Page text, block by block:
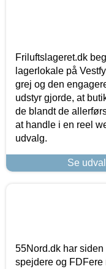
Friluftslageret.dk
lagerlokale på
grej og den
udstyr gjorde, at
de blandt de
at handle i en reel
udvalg.
Se
55Nord.dk har
spejdere og FDFere